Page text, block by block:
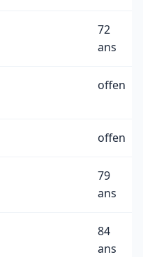
72
ans
offen
offen
79
ans
84
ans